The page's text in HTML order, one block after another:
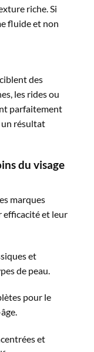
riche. Si
fluide et non
des
les rides ou
parfaitement
un résultat
du visage
marques
efficacité et leur
et
de peau.
pour le
et